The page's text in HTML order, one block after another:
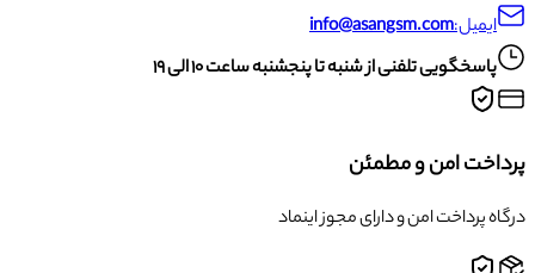
ایمیل:info@asangsm.com
پاسخگویی تلفنی از شنبه تا پنجشنبه ساعت ۱۰ الی ۱۹
امن و مطمئن
پرداخت امن و دارای مجوز اینماد